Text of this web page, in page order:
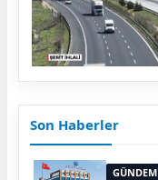
Son Haberler
GÜNDEM